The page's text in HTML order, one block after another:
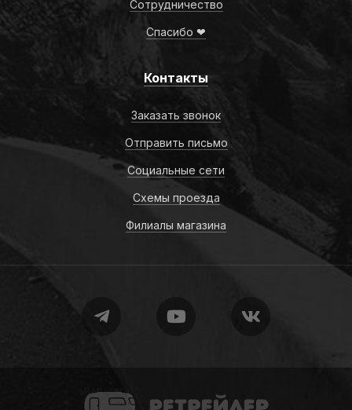
Сотрудничество
Спасибо ❤
Контакты
Заказать звонок
Отправить письмо
Социальные сети
Схемы проезда
Филиалы магазина
Retrailer